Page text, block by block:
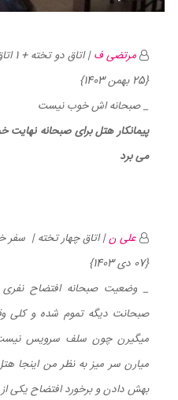
مرتضی ف| اتاق دو تخته + 1 اتاق دیگر | سفر خانوادگی
{25 بهمن 1403}
_ صبحانه اش خوب نیست
پیمانکار هتل برای صبحانه
می برد
علی ن| اتاق چهار تخته | سفر
{07 دی 1403}
_ وضعیت صبحانه افتضاح
صبحانت دیگه تموم شده و کلی
میگیرن چون سلف سرویس
بهش دادن و برخورد افتضاح یکی از